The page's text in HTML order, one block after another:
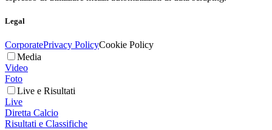
Legal
CorporatePrivacy PolicyCookie Policy
Media
Video
Foto
Live e Risultati
Live
Diretta Calcio
Risultati e Classifiche